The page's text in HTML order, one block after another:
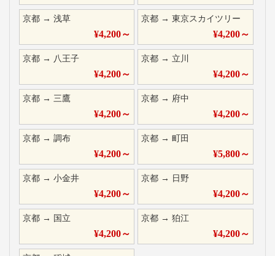
京都 → 浅草
¥4,200～
京都 →東京スカイツリー
¥4,200～
京都 → 八王子
¥4,200～
京都 → 立川
¥4,200～
京都 → 三鷹
¥4,200～
京都 → 府中
¥4,200～
京都 → 調布
¥4,200～
京都 → 町田
¥5,800～
京都 → 小金井
¥4,200～
京都 → 日野
¥4,200～
京都 → 国立
¥4,200～
京都 →狛江
¥4,200～